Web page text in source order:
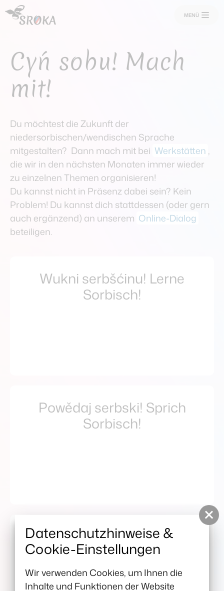
Aktuelles
aktualnosći
Veranstaltungen
zarědowanja
Mitmachen
sobu cyniś
Hintergrund
Zwischenstand
MENÜ
Cyń sobu! Mach
mit!
Du möchtest die Zukunft der
niedersorbischen/wendischen Sprache
mitgestalten? Dann mach mit bei Werkstätten ,
die wir in den nächsten Monaten immer wieder
zu einzelnen Themen organisieren!
Du kannst nicht in Präsenz dabei sein? Kein
Problem! Du kannst dich stattdessen (oder gern
auch ergänzend) an unserem Online-Dialog
beteiligen.
Wukni serbšćinu! Lerne
Sorbisch!
Powědaj serbski! Sprich
Sorbisch!
Wuc serbšćinu! Lehre
Sorbisch!
Datenschutzhinweise &
Cookie-Einstellungen
Wir verwenden Cookies, um Ihnen die
Inhalte und Funktionen der Website